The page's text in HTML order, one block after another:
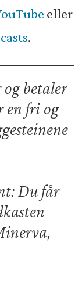
eller
.
betaler
en fri og
Du får